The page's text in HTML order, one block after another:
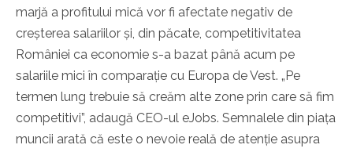
marjă a profitului mică vor fi afectate negativ de
creșterea salariilor și, din păcate, competitivitatea
României ca economie s-a bazat până acum pe
salariile mici în comparație cu Europa de Vest. „Pe
termen lung trebuie să creăm alte zone prin care să fim
competitivi”, adaugă CEO-ul eJobs. Semnalele din piața
muncii arată că este o nevoie reală de atenție asupra